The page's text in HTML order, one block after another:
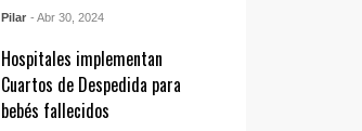
Pilar - Abr 30, 2024
Hospitales implementan
Cuartos de Despedida para
bebés fallecidos